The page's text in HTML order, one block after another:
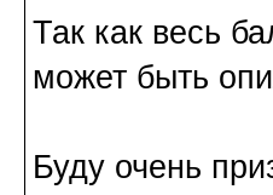
Так как весь
может быть
Буду очень